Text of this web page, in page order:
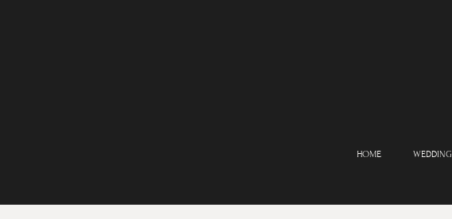
HOME WEDDING